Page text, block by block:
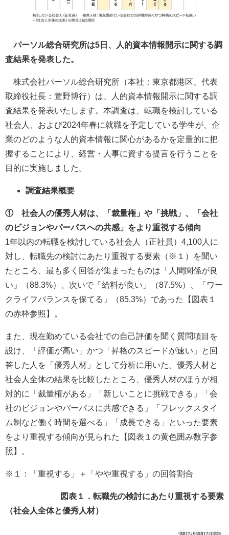
​ パーソル総合研究所は5日、人的資本情報開示に関する調
査結果を発表した。
株式会社パーソル総合研究所（本社：東京都港区、代表
取締役社長：萱野博行）は、人的資本情報開示に関する調
査結果を発表いたします。本調査は、転職を検討している
社会人、および2024年春に就職を予定している学生が、企
業のどのような人的資本情報に関心があるかを定量的に把
握することにより、経営・人事に資する提言を行うことを
目的に実施しました。
調査結果概要
① 社会人の優秀人材は、「裁量権」や「挑戦」、「会社
のビジョンやパーパスへの共感」をより重視する傾向
1年以内の転職を検討している社会人（正社員）4,100人に
対し、転職先の検討にあたり重視する要素（※１）を聞い
たところ、最も多く回答が集まったものは「人間関係が良
い」（88.3%）、次いで「給料が良い」（87.5%）、「ワー
クライフバランスを保てる」（85.3%）であった【図表１
の赤枠参照】。
また、現在勤めている会社での自己評価を聞く質問項目を
設け、「評価が高い」かつ「昇格のスピードが速い」と回
答した人を「優秀人材」として分析に用いた。優秀人材と
社会人全体の結果を比較したところ、優秀人材のほうが相
対的に「裁量権がある」「新しいことに挑戦できる」「会
社のビジョンやパーパスに共感できる」「フレックスタイ
ム制など働く時間を選べる」「成長できる」といった要素
をより重視する傾向が見られた【図表１の黄色囲み数字参
照】。
※１：「重視する」＋「やや重視する」の回答割合
図表１．転職先の検討にあたり重視する要素
（社会人全体と優秀人材）